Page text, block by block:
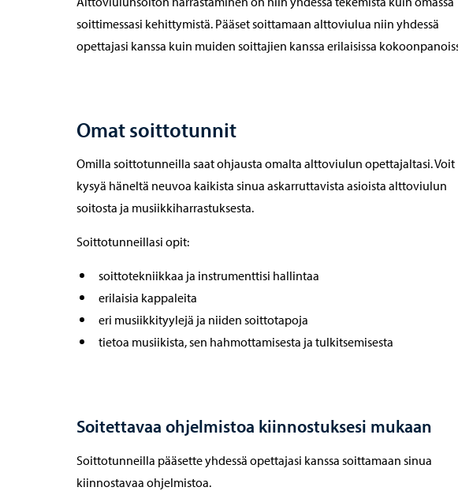
soittimessasi kehittymistä. Pääset soittamaan alttoviulua niin yhdessä
opettajasi kanssa kuin muiden soittajien kanssa erilaisissa
Omat soittotunnit
Omilla soittotunneilla saat ohjausta omalta alttoviulun opettajaltasi. Voit
kysyä häneltä neuvoa kaikista sinua askarruttavista asioista alttoviulun
soitosta ja musiikkiharrastuksesta.
Soittotunneillasi opit:
soittotekniikkaa ja instrumenttisi hallintaa
erilaisia kappaleita
eri musiikkityylejä ja niiden soittotapoja
tietoa musiikista, sen hahmottamisesta ja tulkitsemisesta
Soitettavaa ohjelmistoa kiinnostuksesi mukaan
Soittotunneilla pääsette yhdessä opettajasi kanssa soittamaan sinua
kiinnostavaa ohjelmistoa.